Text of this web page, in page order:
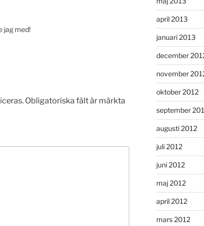
jag med!
Obligatoriska fält är märkta
april 2013
januari 2013
december
november
oktober 2012
september
augusti 2012
juli 2012
juni 2012
maj 2012
april 2012
mars 2012